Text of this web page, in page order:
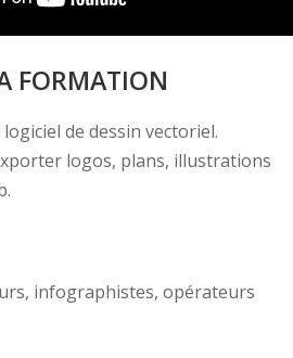
FORMATION
de dessin vectoriel.
logos, plans, illustrations
infographistes, opérateurs